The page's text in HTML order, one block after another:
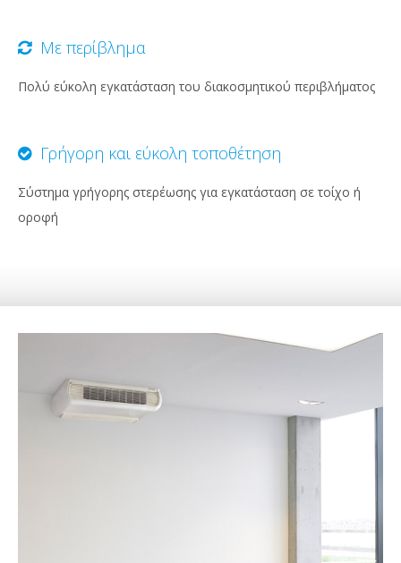
Με περίβλημα
Πολύ εύκολη εγκατάσταση του διακοσμητικού περιβλήματος
Γρήγορη και εύκολη τοποθέτηση
Σύστημα γρήγορης στερέωσης για εγκατάσταση σε τοίχο ή
οροφή